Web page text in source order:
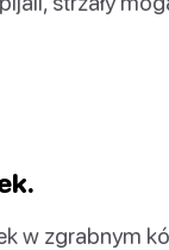
w zgrabnym